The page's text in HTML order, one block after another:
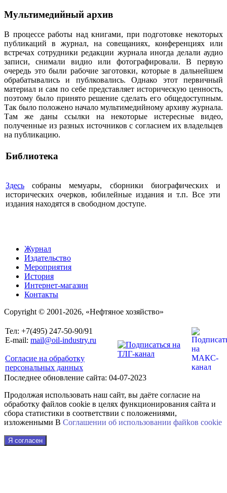
Мультимедийный архив
В процессе работы над книгами, при подготовке некоторых
публикаций в журнал, на совещаниях, конференциях или
встречах сотрудники редакции журнала иногда делали аудио
записи, снимали видио или фотографировали. В первую
очередь это были рабочие заготовки, которые в дальнейшем
обрабатывались и публковались. Однако этот первичный
материал и сам по себе представляет историческую ценность,
поэтому было принято решение сделать его общедоступным.
Так было положено начало мультимедийному архиву журнала.
Там же даны ссылки на некоторые истересные видео,
полученные из разных источников с согласием их владельцев
на публикацию.
Библиотека
Здесь собраны мемуары, сборники биографических и
исторических очерков, юбилейные издания и т.п. Все эти
издания находятся в свободном доступе.
Журнал
Издательство
Мероприятия
История
Интернет-магазин
Контакты
Copyright © 2001-2026, «Нефтяное хозяйство»
Тел: +7(495) 247-50-90/91
E-mail: mail@oil-industry.ru
Согласие на обработку
персональных данных
Последнее обновление сайта: 04-07-2023
Продолжая использовать наш сайт, вы даёте согласие на
обработку файлов cookie в целях функционирования сайта и
сбора статистики в соответствии с положениями,
изложенными В Соглашении об использовании файkов cookie
Я согласен